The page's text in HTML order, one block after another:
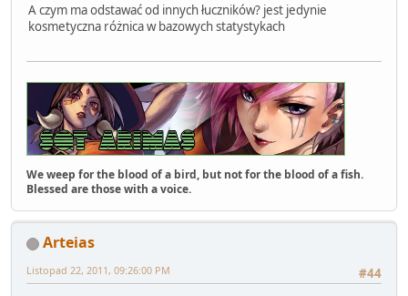
A czym ma odstawać od innych łuczników? jest jedynie
kosmetyczna różnica w bazowych statystykach
We weep for the blood of a bird, but not for the blood of a fish.
Blessed are those with a voice.
Arteias
#44
Listopad 22, 2011, 09:26:00 PM